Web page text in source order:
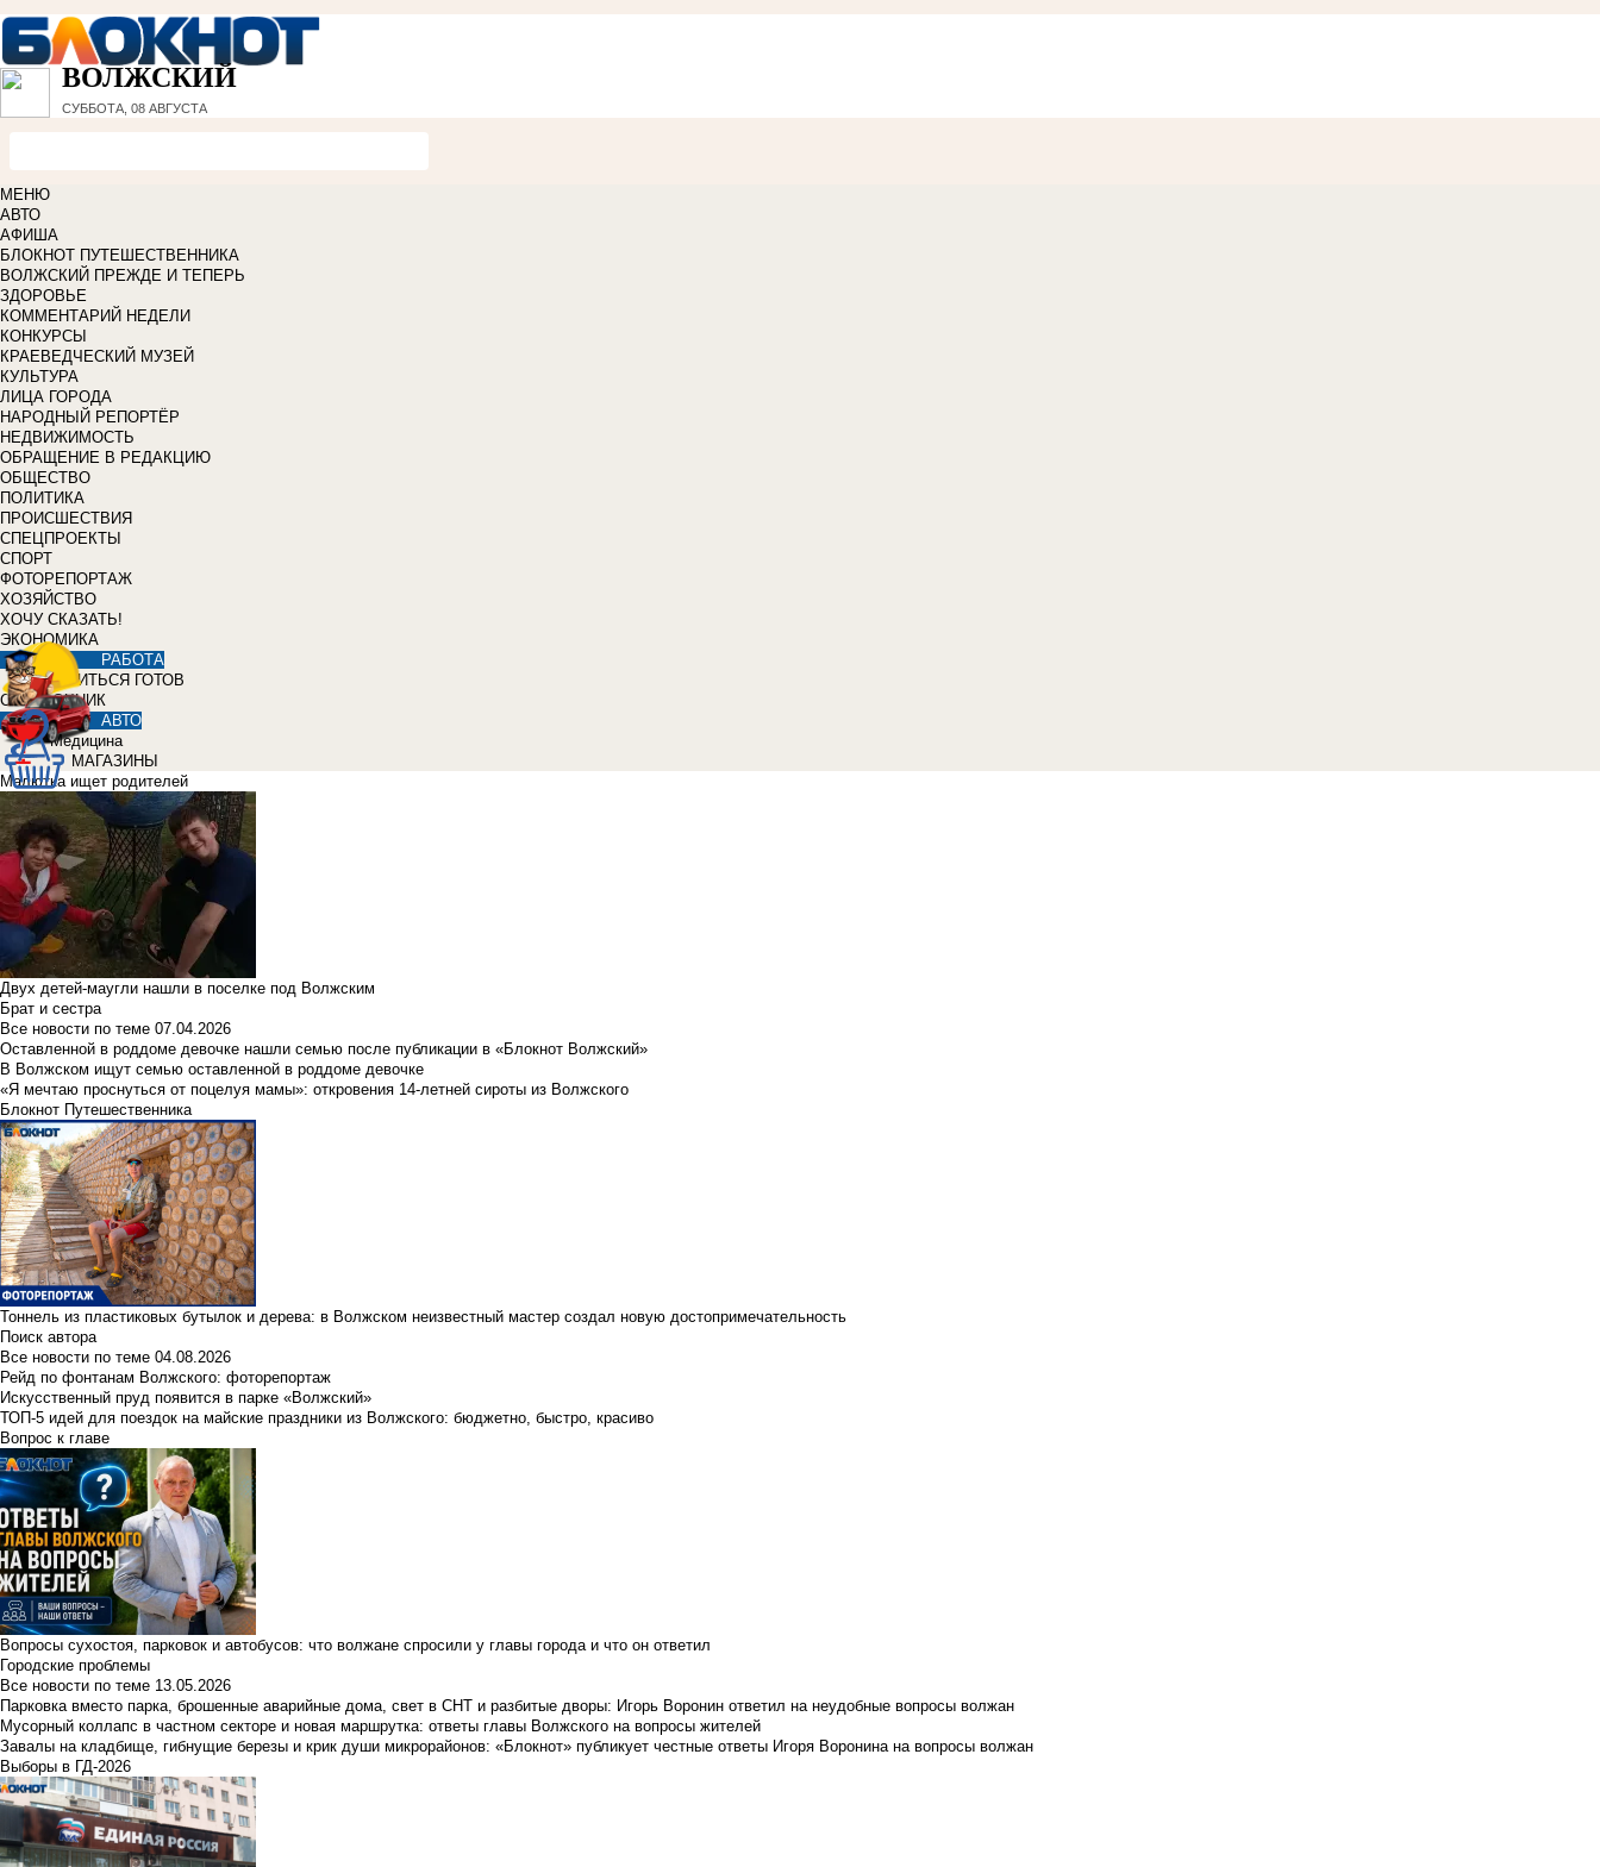
ВОЛЖСКИЙ
СУББОТА, 08 АВГУСТА
МЕНЮ
АВТО
АФИША
БЛОКНОТ ПУТЕШЕСТВЕННИКА
ВОЛЖСКИЙ ПРЕЖДЕ И ТЕПЕРЬ
ЗДОРОВЬЕ
КОММЕНТАРИЙ НЕДЕЛИ
КОНКУРСЫ
КРАЕВЕДЧЕСКИЙ МУЗЕЙ
КУЛЬТУРА
ЛИЦА ГОРОДА
НАРОДНЫЙ РЕПОРТЁР
НЕДВИЖИМОСТЬ
ОБРАЩЕНИЕ В РЕДАКЦИЮ
ОБЩЕСТВО
ПОЛИТИКА
ПРОИСШЕСТВИЯ
СПЕЦПРОЕКТЫ
СПОРТ
ФОТОРЕПОРТАЖ
ХОЗЯЙСТВО
ХОЧУ СКАЗАТЬ!
ЭКОНОМИКА
РАБОТА
УЧИТЬСЯ ГОТОВ
СПРАВОЧНИК
АВТО
Медицина
МАГАЗИНЫ
Малютка ищет родителей
Двух детей-маугли нашли в поселке под Волжским
Брат и сестра
Все новости по теме 07.04.2026
Оставленной в роддоме девочке нашли семью после публикации в «Блокнот Волжский»
В Волжском ищут семью оставленной в роддоме девочке
«Я мечтаю проснуться от поцелуя мамы»: откровения 14-летней сироты из Волжского
Блокнот Путешественника
Тоннель из пластиковых бутылок и дерева: в Волжском неизвестный мастер создал новую достопримечательность
Поиск автора
Все новости по теме 04.08.2026
Рейд по фонтанам Волжского: фоторепортаж
Искусственный пруд появится в парке «Волжский»
ТОП-5 идей для поездок на майские праздники из Волжского: бюджетно, быстро, красиво
Вопрос к главе
Вопросы сухостоя, парковок и автобусов: что волжане спросили у главы города и что он ответил
Городские проблемы
Все новости по теме 13.05.2026
Парковка вместо парка, брошенные аварийные дома, свет в СНТ и разбитые дворы: Игорь Воронин ответил на неудобные вопросы волжан
Мусорный коллапс в частном секторе и новая маршрутка: ответы главы Волжского на вопросы жителей
Завалы на кладбище, гибнущие березы и крик души микрорайонов: «Блокнот» публикует честные ответы Игоря Воронина на вопросы волжан
Выборы в ГД-2026